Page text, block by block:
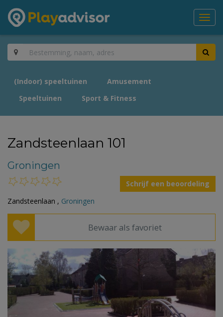
(Indoor) speeltuinen
Amusement
Speeltuinen
Sport & Fitness
Zandsteenlaan 101
Groningen
Schrijf een beoordeling
Zandsteenlaan , Groningen
Bewaar als favoriet